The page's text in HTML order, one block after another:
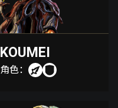
KOUMEI
角色：